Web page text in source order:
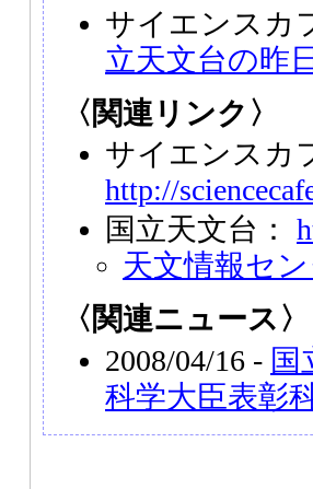
サイエンスカ
立天文台の昨
〈関連リンク〉
サイエンスカ
http://
国立天文台：
天文情報セ
〈関連ニュース〉
2008/04/16 - 国
科学大臣表彰